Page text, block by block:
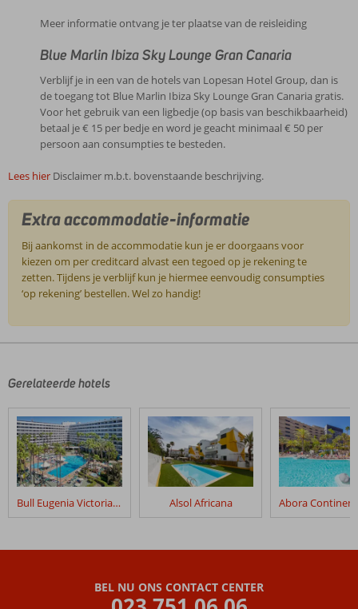
Meer informatie ontvang je ter plaatse van de reisleiding
Blue Marlin Ibiza Sky Lounge Gran Canaria
Verblijf je in een van de hotels van Lopesan Hotel Group, dan is
de toegang tot Blue Marlin Ibiza Sky Lounge Gran Canaria gratis.
Voor het gebruik van een ligbedje (op basis van beschikbaarheid)
betaal je € 15 per bedje en word je geacht minimaal € 50 per
persoon aan consumpties te besteden.
Lees hier Disclaimer m.b.t. bovenstaande beschrijving.
Extra accommodatie-informatie
Bij aankomst in de accommodatie kun je er doorgaans voor
kiezen om per creditcard alvast een tegoed op je rekening te
zetten. Tijdens je verblijf kun je hiermee eenvoudig consumpties
‘op rekening’ bestellen. Wel zo handig!
door
klanten
geschreven
na
hun
verblijf
Abora
Gerelateerde hotels
Bull Eugenia Victoria & Spa Alsol Africana
BEL NU ONS CONTACT CENTER